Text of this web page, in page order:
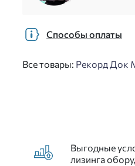
Способы оплаты
Все товары: Рекорд Док
Выгодные
лизинга